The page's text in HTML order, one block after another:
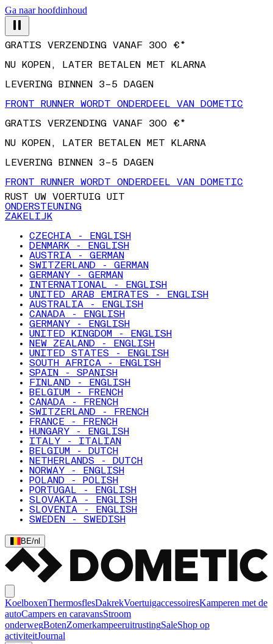
Ga naar hoofdinhoud
GRATIS VERZENDING VANAF 300 €*
NU KOPEN, LATER BETALEN MET KLARNA
LEVERING BINNEN 3–5 DAGEN
FRONT RUNNER WORDT ONDERDEEL VAN DOMETIC
GRATIS VERZENDING VANAF 300 €*
NU KOPEN, LATER BETALEN MET KLARNA
LEVERING BINNEN 3–5 DAGEN
FRONT RUNNER WORDT ONDERDEEL VAN DOMETIC
RUST UW VOERTUIG UIT
ONDERSTEUNING
ZAKELIJK
CZECHIA - ENGLISH
DENMARK - ENGLISH
AUSTRIA - GERMAN
SWITZERLAND - GERMAN
GERMANY - GERMAN
INTERNATIONAL - ENGLISH
UNITED ARAB EMIRATES - ENGLISH
AUSTRALIA - ENGLISH
CANADA - ENGLISH
GERMANY - ENGLISH
UNITED KINGDOM - ENGLISH
NEW ZEALAND - ENGLISH
UNITED STATES - ENGLISH
SOUTH AFRICA - ENGLISH
SPAIN - SPANISH
FINLAND - ENGLISH
BELGIUM - FRENCH
CANADA - FRENCH
SWITZERLAND - FRENCH
FRANCE - FRENCH
HUNGARY - ENGLISH
ITALY - ITALIAN
BELGIUM - DUTCH
NETHERLANDS - DUTCH
NORWAY - ENGLISH
POLAND - POLISH
PORTUGAL - ENGLISH
SLOVAKIA - ENGLISH
SLOVENIA - ENGLISH
SWEDEN - SWEDISH
BE/nl
KoelboxenThermosflesDakrekVoertuigaccessoiresKamperen met de
autoCampers en caravansStroom
onderwegBotenZomerkampeeruitrustingSaleShop op
activiteitJournal